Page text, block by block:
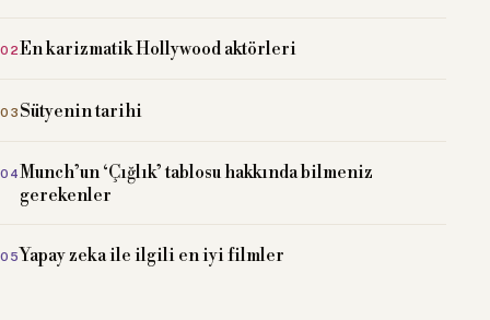
En karizmatik Hollywood aktörleri
Sütyenin tarihi
Munch’un ‘Çığlık’ tablosu hakkında bilmeniz
gerekenler
Yapay zeka ile ilgili en iyi filmler